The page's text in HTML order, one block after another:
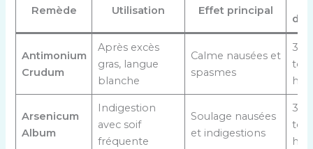
Remède Utilisation Effet principal
Antimonium
Crudum
Après excès
gras, langue
blanche
Calme nausées et
spasmes
3
Arsenicum
Album
Indigestion
avec soif
fréquente
Soulage nausées
et indigestions
3